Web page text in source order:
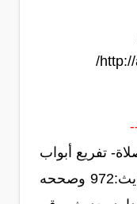
تفريع أبواب
الجمعة - باب صلاة العيدين حديث:‏972‏ وصححه